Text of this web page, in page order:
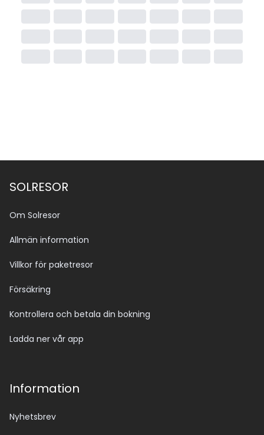
SOLRESOR
Om Solresor
Allmän information
Villkor för paketresor
Försäkring
Kontrollera och betala din bokning
Ladda ner vår app
Information
Nyhetsbrev